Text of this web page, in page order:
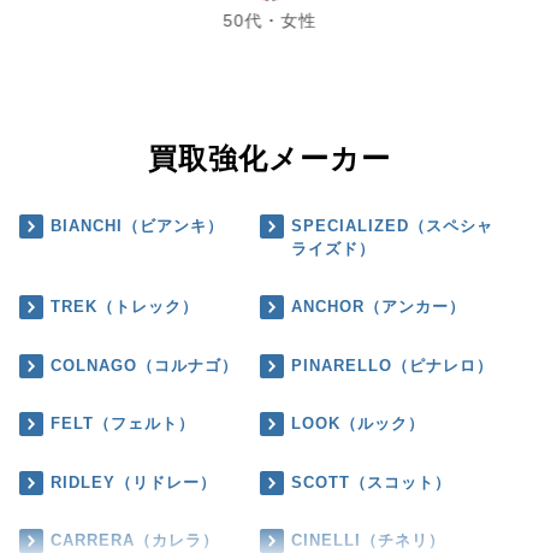
50代・女性
買取強化メーカー
BIANCHI（ビアンキ）
SPECIALIZED（スペシャ
ライズド）
TREK（トレック） ANCHOR（アンカー）
COLNAGO（コルナゴ） PINARELLO（ピナレロ）
FELT（フェルト） LOOK（ルック）
RIDLEY（リドレー） SCOTT（スコット）
CARRERA（カレラ） CINELLI（チネリ）